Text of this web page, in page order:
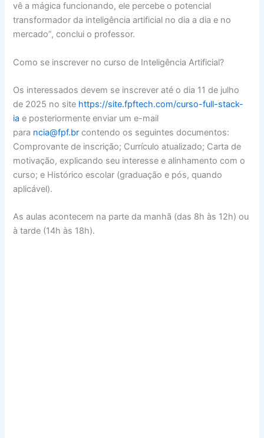
vê a mágica funcionando, ele percebe o potencial
transformador da inteligência artificial no dia a dia e no
mercado”, conclui o professor.
Como se inscrever no curso de Inteligência Artificial?
Os interessados devem se inscrever até o dia 11 de julho
de 2025 no site https://site.fpftech.com/curso-full-stack-
ia e posteriormente enviar um e-mail
para ncia@fpf.br contendo os seguintes documentos:
Comprovante de inscrição; Currículo atualizado; Carta de
motivação, explicando seu interesse e alinhamento com o
curso; e Histórico escolar (graduação e pós, quando
aplicável).
As aulas acontecem na parte da manhã (das 8h às 12h) ou
à tarde (14h às 18h).